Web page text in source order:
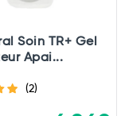
Soin TR+ Gel
Apai...
(2)